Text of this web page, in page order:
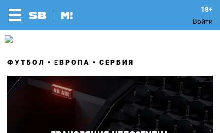
Войти
ФУТБОЛ ЕВРОПА СЕРБИЯ